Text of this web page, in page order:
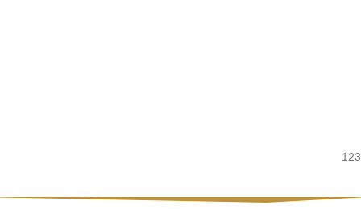
123